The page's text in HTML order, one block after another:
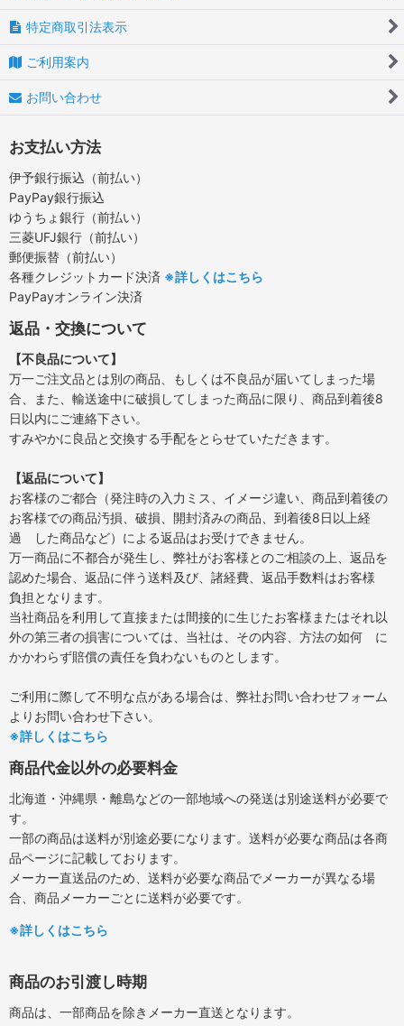
特定商取引法表示
ご利用案内
お問い合わせ
お支払い方法
伊予銀行振込（前払い）
PayPay銀行振込
ゆうちょ銀行（前払い）
三菱UFJ銀行（前払い）
郵便振替（前払い）
各種クレジットカード決済 ※詳しくはこちら
PayPayオンライン決済
返品・交換について
【不良品について】
万一ご注文品とは別の商品、もしくは不良品が届いてしまった場
合、また、輸送途中に破損してしまった商品に限り、商品到着後8
日以内にご連絡下さい。
すみやかに良品と交換する手配をとらせていただきます。
【返品について】
お客様のご都合（発注時の入力ミス、イメージ違い、商品到着後の
お客様での商品汚損、破損、開封済みの商品、到着後8日以上経
過 した商品など）による返品はお受けできません。
万一商品に不都合が発生し、弊社がお客様とのご相談の上、返品を
認めた場合、返品に伴う送料及び、諸経費、返品手数料はお客様
負担となります。
当社商品を利用して直接または間接的に生じたお客様またはそれ以
外の第三者の損害については、当社は、その内容、方法の如何 に
かかわらず賠償の責任を負わないものとします。
ご利用に際して不明な点がある場合は、弊社お問い合わせフォーム
よりお問い合わせ下さい。
※詳しくはこちら
商品代金以外の必要料金
北海道・沖縄県・離島などの一部地域への発送は別途送料が必要で
す。
一部の商品は送料が別途必要になります。送料が必要な商品は各商
品ページに記載しております。
メーカー直送品のため、送料が必要な商品でメーカーが異なる場
合、商品メーカーごとに送料が必要です。
※詳しくはこちら
商品のお引渡し時期
商品は、一部商品を除きメーカー直送となります。